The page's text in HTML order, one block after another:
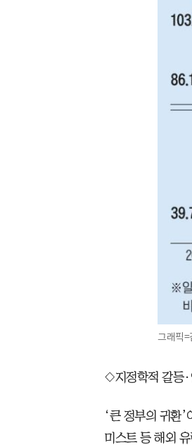
그래픽=
◇지정학적 갈등·
‘큰 정부의 귀환
미스트 등 해외